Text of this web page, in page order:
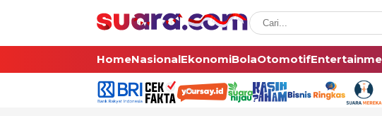
HomeNasionalEkonomiBolaOtomotif